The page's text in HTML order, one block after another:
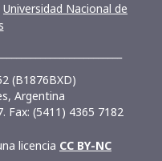
Universidad Nacional de
(B1876BXD)
Argentina
Fax: (5411) 4365 7182
licencia CC BY-NC